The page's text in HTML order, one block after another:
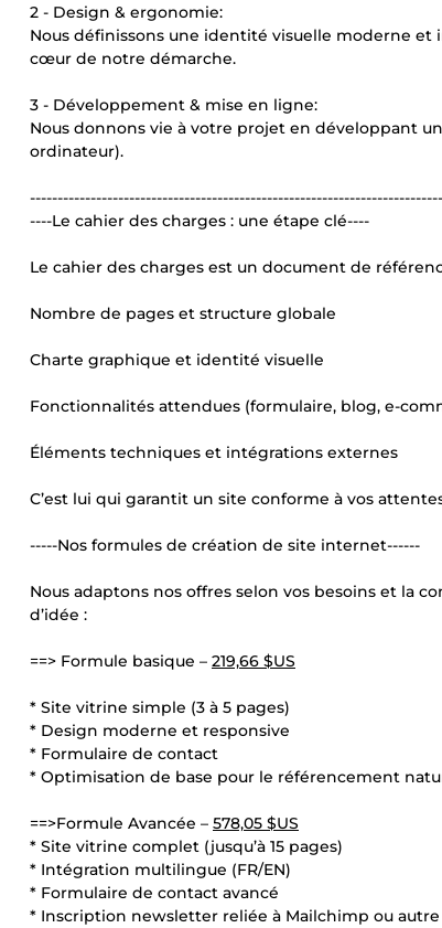
2 - Design & ergonomie:
Nous définissons une identité visuelle moderne et
cœur de notre démarche.
3 - Développement & mise en ligne:
Nous donnons vie à votre projet en développant
ordinateur).
----Le cahier des charges : une étape clé----
Le cahier des charges est un document de
Nombre de pages et structure globale
Charte graphique et identité visuelle
Fonctionnalités attendues (formulaire, blog, e-
Éléments techniques et intégrations externes
C’est lui qui garantit un site conforme à vos
-----Nos formules de création de site internet------
Nous adaptons nos offres selon vos besoins et la
d’idée :
==> Formule basique – 219,66 $US
* Site vitrine simple (3 à 5 pages)
* Design moderne et responsive
* Formulaire de contact
* Optimisation de base pour le référencement
==>Formule Avancée – 578,05 $US
* Site vitrine complet (jusqu’à 15 pages)
* Intégration multilingue (FR/EN)
* Formulaire de contact avancé
* Inscription newsletter reliée à Mailchimp ou